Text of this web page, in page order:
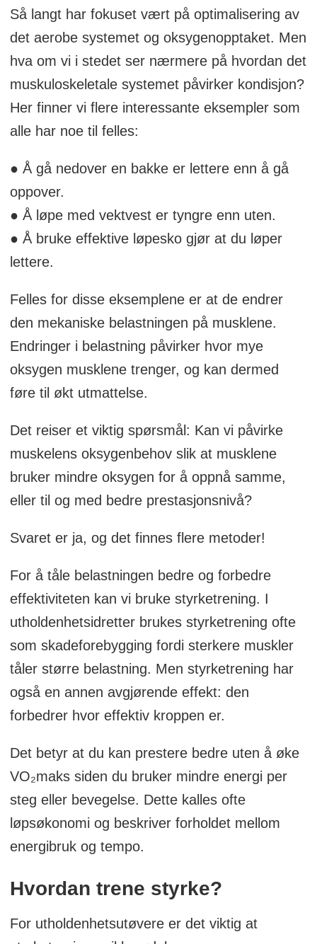
Behandlerverket)
Så langt har fokuset vært på optimalisering av
det aerobe systemet og oksygenopptaket. Men
hva om vi i stedet ser nærmere på hvordan det
muskuloskeletale systemet påvirker kondisjon?
Her finner vi flere interessante eksempler som
alle har noe til felles:
● Å gå nedover en bakke er lettere enn å gå
oppover.
● Å løpe med vektvest er tyngre enn uten.
● Å bruke effektive løpesko gjør at du løper
lettere.
Felles for disse eksemplene er at de endrer
den mekaniske belastningen på musklene.
Endringer i belastning påvirker hvor mye
oksygen musklene trenger, og kan dermed
føre til økt utmattelse.
Det reiser et viktig spørsmål: Kan vi påvirke
muskelens oksygenbehov slik at musklene
bruker mindre oksygen for å oppnå samme,
eller til og med bedre prestasjonsnivå?
Svaret er ja, og det finnes flere metoder!
For å tåle belastningen bedre og forbedre
effektiviteten kan vi bruke styrketrening. I
utholdenhetsidretter brukes styrketrening ofte
som skadeforebygging fordi sterkere muskler
tåler større belastning. Men styrketrening har
også en annen avgjørende effekt: den
forbedrer hvor effektiv kroppen er.
Det betyr at du kan prestere bedre uten å øke
VO₂maks siden du bruker mindre energi per
steg eller bevegelse. Dette kalles ofte
løpsøkonomi og beskriver forholdet mellom
energibruk og tempo.
Hvordan trene styrke?
For utholdenhetsutøvere er det viktig at